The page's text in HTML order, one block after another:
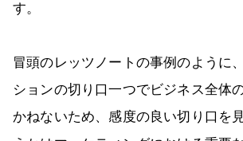
す。
冒頭のレッツノートの事例のように
ションの切り口一つでビジネス全体
かねないため、感度の良い切り口を